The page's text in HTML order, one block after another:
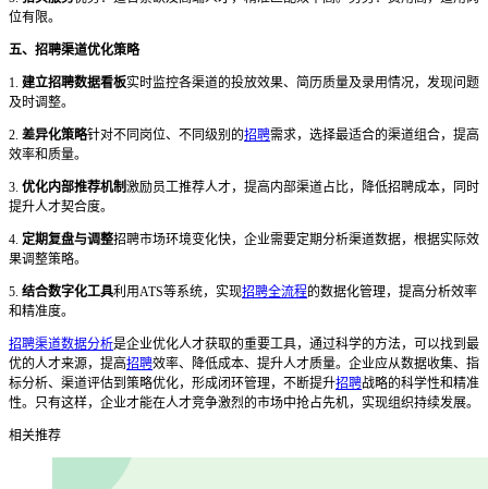
位有限。
五、招聘渠道优化策略
1. 建立招聘数据看板实时监控各渠道的投放效果、简历质量及录用情况，发现问题
及时调整。
2. 差异化策略针对不同岗位、不同级别的招聘需求，选择最适合的渠道组合，提高
效率和质量。
3. 优化内部推荐机制激励员工推荐人才，提高内部渠道占比，降低招聘成本，同时
提升人才契合度。
4. 定期复盘与调整招聘市场环境变化快，企业需要定期分析渠道数据，根据实际效
果调整策略。
5. 结合数字化工具利用ATS等系统，实现招聘全流程的数据化管理，提高分析效率
和精准度。
招聘渠道数据分析是企业优化人才获取的重要工具，通过科学的方法，可以找到最
优的人才来源，提高招聘效率、降低成本、提升人才质量。企业应从数据收集、指
标分析、渠道评估到策略优化，形成闭环管理，不断提升招聘战略的科学性和精准
性。只有这样，企业才能在人才竞争激烈的市场中抢占先机，实现组织持续发展。
相关推荐